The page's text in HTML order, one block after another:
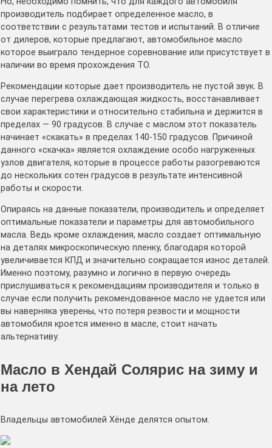
производитель подбирает определенное масло, в
соответствии с результатами тестов и испытаний. В отличие
от дилеров, которые предлагают, автомобильное масло
которое выиграло тендерное соревнование или присутствует в
наличии во время прохождения ТО.
Рекомендации которые дает производитель не пустой звук. В
случае перегрева охлаждающая жидкость, восстанавливает
свои характеристики и относительно стабильна и держится в
пределах — 90 градусов. В случае с маслом этот показатель
начинает «скакать» в пределах 140-150 градусов. Причиной
данного «скачка» является охлаждение особо нагруженных
узлов двигателя, которые в процессе работы разогреваются
до нескольких сотен градусов в результате интенсивной
работы и скорости.
Опираясь на данные показатели, производитель и определяет
оптимальные показатели и параметры для автомобильного
масла. Ведь кроме охлаждения, масло создает оптимальную
на деталях микроскопическую пленку, благодаря которой
увеличивается КПД и значительно сокращается износ деталей.
Именно поэтому, разумно и логично в первую очередь
прислушиваться к рекомендациям производителя и только в
случае если получить рекомендованное масло не удается или
вы наверняка уверены, что потеря резвости и мощности
автомобиля кроется именно в масле, стоит начать
альтернативу.
Масло в Хендай Солярис на зиму и
на лето
Владельцы автомобилей Хёнде делятся опытом.